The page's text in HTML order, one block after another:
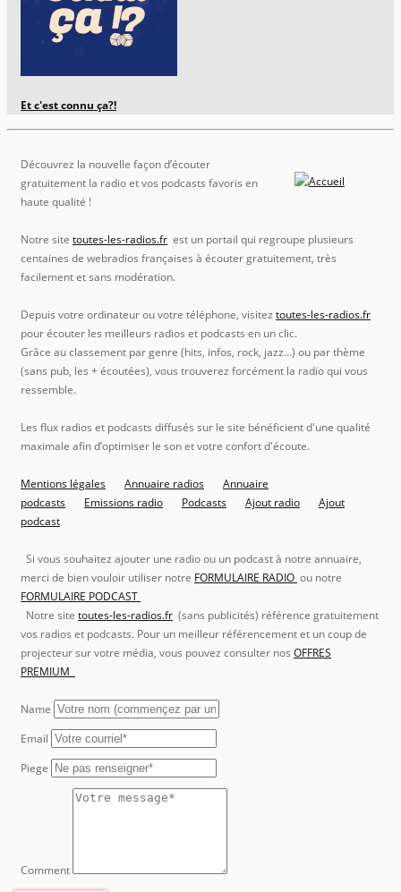
Et c'est connu ça?!
Découvrez la nouvelle façon d’écouter
gratuitement la radio et vos podcasts favoris en
haute qualité !
Notre site toutes-les-radios.fr est un portail qui regroupe plusieurs
centaines de webradios françaises à écouter gratuitement, très
facilement et sans modération.
Depuis votre ordinateur ou votre téléphone, visitez toutes-les-radios.fr
pour écouter les meilleurs radios et podcasts en un clic.
Grâce au classement par genre (hits, infos, rock, jazz…) ou par thème
(sans pub, les + écoutées), vous trouverez forcément la radio qui vous
ressemble.
Les flux radios et podcasts diffusés sur le site bénéficient d'une qualité
maximale afin d’optimiser le son et votre confort d'écoute.
Mentions légales Annuaire radios
Annuaire
podcasts
Emissions radio Podcasts Ajout radio
Ajout
podcast
Si vous souhaitez ajouter une radio ou un podcast à notre annuaire,
merci de bien vouloir utiliser notre FORMULAIRE RADIO ou notre
FORMULAIRE PODCAST
Notre site toutes-les-radios.fr (sans publicités) référence gratuitement
vos radios et podcasts. Pour un meilleur référencement et un coup de
projecteur sur votre média, vous pouvez consulter nos OFFRES
PREMIUM
Name
Email
Piege
Comment